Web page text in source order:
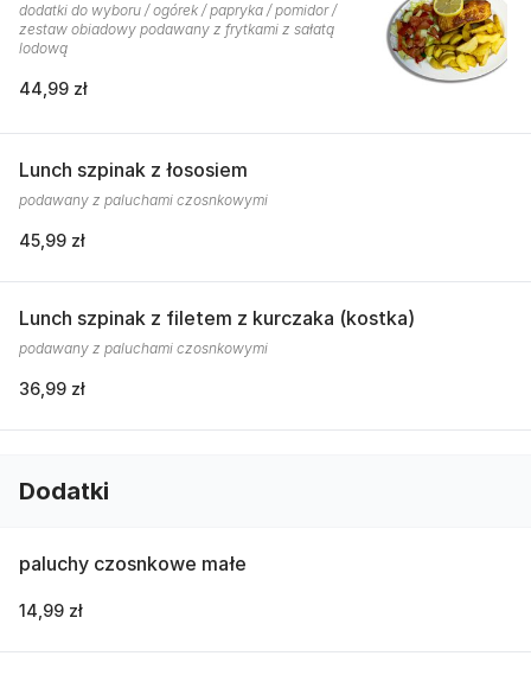
dodatki do wyboru / ogórek / papryka / pomidor /
zestaw obiadowy podawany z frytkami z sałatą
lodową
44,99 zł
Lunch szpinak z łososiem
podawany z paluchami czosnkowymi
45,99 zł
Lunch szpinak z filetem z kurczaka (kostka)
podawany z paluchami czosnkowymi
36,99 zł
Dodatki
paluchy czosnkowe małe
14,99 zł